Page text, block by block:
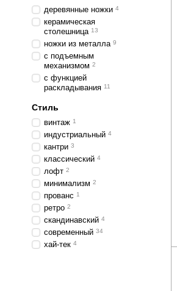
деревянные ножки 4
керамическая
столешница 13
ножки из металла 9
с подъемным
механизмом 2
с функцией
раскладывания 11
Стиль
винтаж 1
индустриальный 4
кантри 3
классический 4
лофт 2
минимализм 2
прованс 1
ретро 2
скандинавский 4
современный 34
хай-тек 4